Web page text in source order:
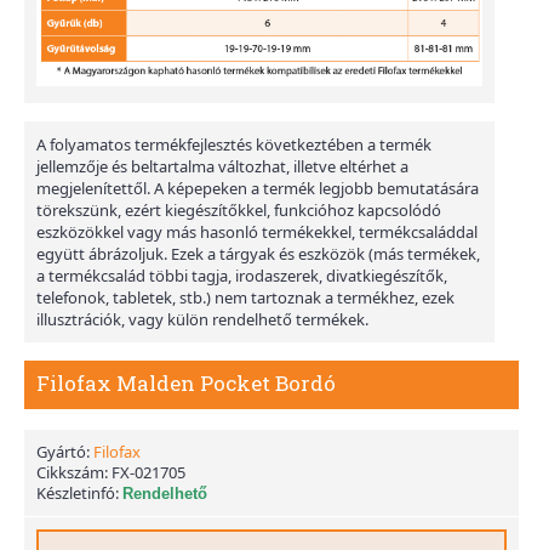
A folyamatos termékfejlesztés következtében a termék
jellemzője és beltartalma változhat, illetve eltérhet a
megjelenítettől. A képepeken a termék legjobb bemutatására
törekszünk, ezért kiegészítőkkel, funkcióhoz kapcsolódó
eszközökkel vagy más hasonló termékekkel, termékcsaláddal
együtt ábrázoljuk. Ezek a tárgyak és eszközök (más termékek,
a termékcsalád többi tagja, irodaszerek, divatkiegészítők,
telefonok, tabletek, stb.) nem tartoznak a termékhez, ezek
illusztrációk, vagy külön rendelhető termékek.
Filofax Malden Pocket Bordó
Gyártó: Filofax
Cikkszám: FX-021705
Készletinfó: Rendelhető